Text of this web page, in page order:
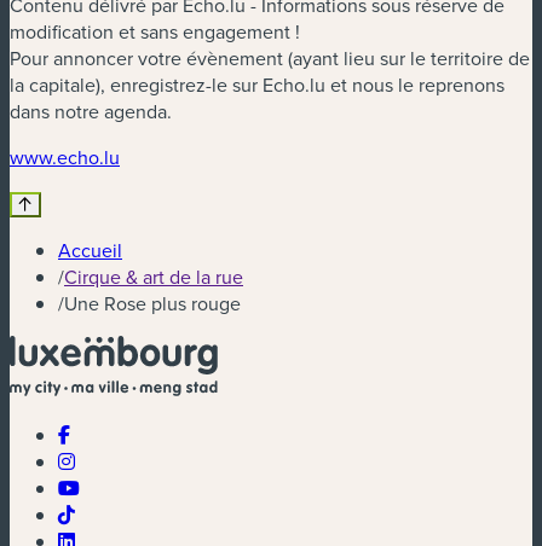
modification et sans engagement !
Pour annoncer votre évènement (ayant lieu sur le territoire de
la capitale), enregistrez-le sur Echo.lu et nous le reprenons
dans notre agenda.
www.echo.lu
Accueil
/Cirque & art de la rue
/Une Rose plus rouge